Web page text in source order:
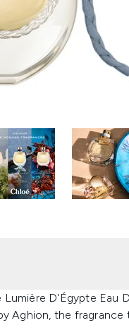
D'Égypte Eau
Aghion, the